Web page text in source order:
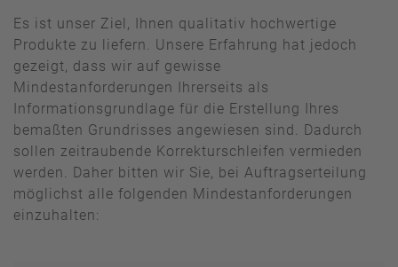
Es ist unser Ziel, Ihnen qualitativ hochwertige
Produkte zu liefern. Unsere Erfahrung hat jedoch
gezeigt, dass wir auf gewisse
Mindestanforderungen Ihrerseits als
Informationsgrundlage für die Erstellung Ihres
bemaßten Grundrisses angewiesen sind. Dadurch
sollen zeitraubende Korrekturschleifen vermieden
werden. Daher bitten wir Sie, bei Auftragserteilung
möglichst alle folgenden Mindestanforderungen
einzuhalten: